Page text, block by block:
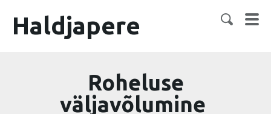
Haldjapere
Roheluse
väljavõlumine